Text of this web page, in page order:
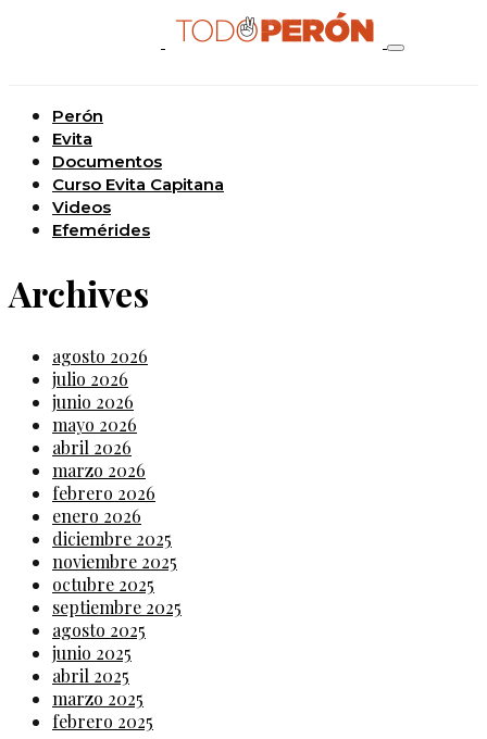
Perón
Evita
Documentos
Curso Evita Capitana
Videos
Efemérides
Archives
agosto 2026
julio 2026
junio 2026
mayo 2026
abril 2026
marzo 2026
febrero 2026
enero 2026
diciembre 2025
noviembre 2025
octubre 2025
septiembre 2025
agosto 2025
junio 2025
abril 2025
marzo 2025
febrero 2025